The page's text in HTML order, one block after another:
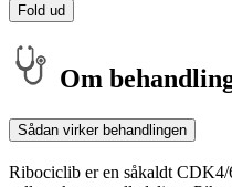
Fold ud
Om
Sådan virker behandlingen
Ribociclib er en såkaldt